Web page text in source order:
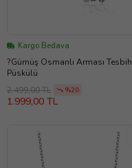
Kargo Bedava
?Gümüş Osmanlı Arması Tesbih
Püskülü
2.499,00 TL
%20
1.999,00 TL